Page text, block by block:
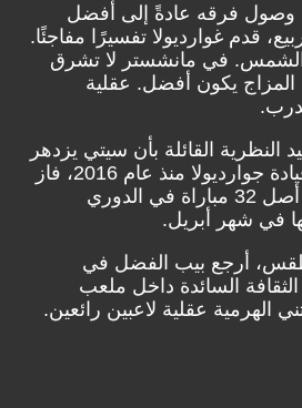
فرقه عادةً إلى أفضل
قدم غوارديولا تفسيرًا مفاجئًا.
الشمس. في مانشستر لا تشرق
يكون أفضل. عقلية
النظرية القائلة بأن سيتي يزدهر
مع طول النهار. تحت قيادة جوارديولا منذ عام 2016، فاز
سيتي بـ 29 مباراة من أصل 32 مباراة في الدوري
في شهر أبريل.
أرجع بيب الفضل في
السائدة داخل ملعب
الهرمية عقلية لاعبين رائعين.